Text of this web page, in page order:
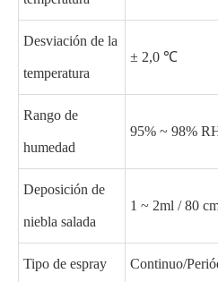
Desviación de la
temperatura
± 2,0 ℃
Rango de
humedad
95% ~ 98%
Deposición de
niebla salada
1 ~ 2ml / 80
Tipo de espray Continuo/